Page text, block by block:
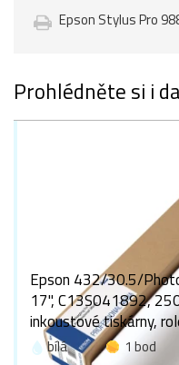
Epson Stylus Pro
Prohlédněte si i
Epson 432/30.5/
17", C13S041892,
inkoustové tiskárny,
bílá
1 bod